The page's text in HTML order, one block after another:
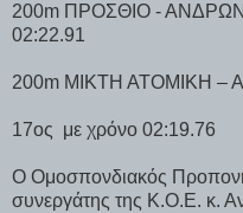
200m ΠΡΟΣΘΙΟ - ΑΝΔΡΩΝ
02:22.91
200m ΜΙΚΤΗ ΑΤΟΜΙΚΗ –
17ος με χρόνο 02:19.76
Ο Ομοσπονδιακός
συνεργάτης της Κ.Ο.Ε. κ.